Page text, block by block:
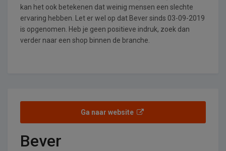
kan het ook betekenen dat weinig mensen een slechte
ervaring hebben. Let er wel op dat Bever sinds 03-09-2019
is opgenomen. Heb je geen positieve indruk, zoek dan
verder naar een shop binnen de branche.
Ga naar website
Bever